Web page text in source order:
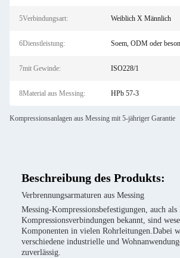
5Verbindungsart: Weiblich X Männlich
6Dienstleistung: Soem, ODM oder
7mit Gewinde: ISO228/1
8Material aus Messing: HPb 57-3
Kompressionsanlagen aus Messing mit 5-jähriger Garantie
Beschreibung des Produkts:
Verbrennungsarmaturen aus Messing
Messing-Kompressionsbefestigungen, auch als
Kompressionsverbindungen bekannt, sind
Komponenten in vielen Rohrleitungen.Dabei
verschiedene industrielle und
zuverlässig.